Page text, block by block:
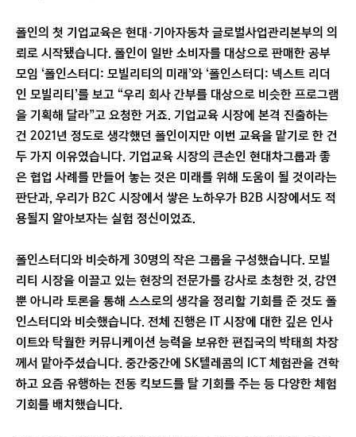
폴인의 첫 기업교육은 현대·기아자동차 글로벌사업관리본부의 의
뢰로 시작됐습니다. 폴인이 일반 소비자를 대상으로 판매한 공부
모임 ‘폴인스터디: 모빌리티의 미래’와 ‘폴인스터디: 넥스트 리더
인 모빌리티’를 보고 “우리 회사 간부를 대상으로 비슷한 프로그램
을 기획해 달라”고 요청한 거죠. 기업교육 시장에 본격 진출하는
건 2021년 정도로 생각했던 폴인이지만 이번 교육을 맡기로 한 건
두 가지 이유였습니다. 기업교육 시장의 큰손인 현대차그룹과 좋
은 협업 사례를 만들어 놓는 것은 미래를 위해 도움이 될 것이라는
판단과, 우리가 B2C 시장에서 쌓은 노하우가 B2B 시장에서도 적
용될지 알아보자는 실험 정신이었죠.
폴인스터디와 비슷하게 30명의 작은 그룹을 구성했습니다. 모빌
리티 시장을 이끌고 있는 현장의 전문가를 강사로 초청한 것, 강연
뿐 아니라 토론을 통해 스스로의 생각을 정리할 기회를 준 것도 폴
인스터디와 비슷했습니다. 전체 진행은 IT 시장에 대한 깊은 인사
이트와 탁월한 커뮤니케이션 능력을 보유한 편집국의 박태희 차장
께서 맡아주셨습니다. 중간중간에 SK텔레콤의 ICT 체험관을 견학
하고 요즘 유행하는 전동 킥보드를 탈 기회를 주는 등 다양한 체험
기회를 배치했습니다.